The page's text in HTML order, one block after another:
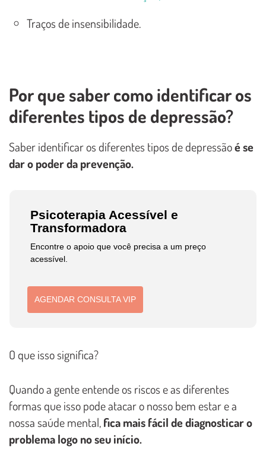
Traços de insensibilidade.
Por que saber como identificar os
diferentes tipos de depressão?
Saber identificar os diferentes tipos de depressãoé se
dar o poder da prevenção.
Psicoterapia Acessível e
Transformadora
Encontre o apoio que você precisa a um preço
acessível.
AGENDAR CONSULTA VIP
O que isso significa?
Quando a gente entende os riscos e as diferentes
formas que isso pode atacar o nosso bem estar e a
nossa saúde mental,fica mais fácil de diagnosticar o
problema logo no seu início.